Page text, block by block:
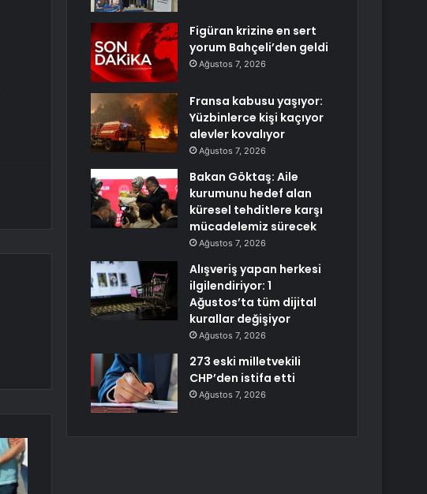
Figüran krizine en sert
yorum Bahçeli’den geldi
Ağustos 7, 2026
Fransa kabusu yaşıyor:
Yüzbinlerce kişi kaçıyor
alevler kovalıyor
Ağustos 7, 2026
Bakan Göktaş: Aile
kurumunu hedef alan
küresel tehditlere karşı
mücadelemiz sürecek
Ağustos 7, 2026
Alışveriş yapan herkesi
ilgilendiriyor: 1
Ağustos’ta tüm dijital
kurallar değişiyor
Ağustos 7, 2026
273 eski milletvekili
CHP’den istifa etti
Ağustos 7, 2026